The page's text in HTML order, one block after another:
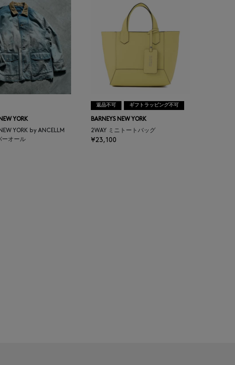
YORK
NEW YORK by ANCELLM
ーオール
返品不可 ギフトラッピング不可
BARNEYS NEW YORK
2WAY ミニトートバッグ
¥23,100